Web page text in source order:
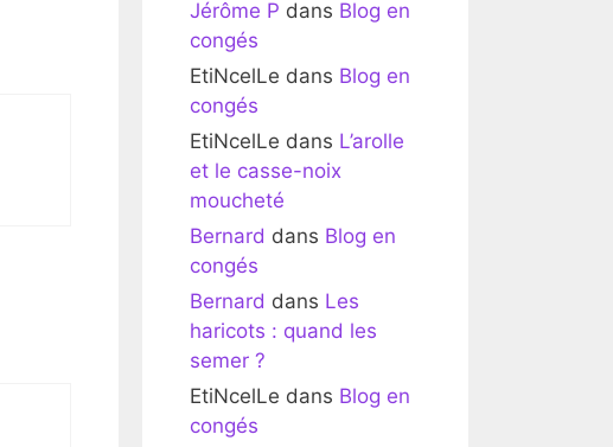
Jérôme P dans Blog en
congés
EtiNcelLe dans Blog en
congés
EtiNcelLe dans L’arolle
et le casse-noix
moucheté
Bernard dans Blog en
congés
Bernard dans Les
haricots : quand les
semer ?
EtiNcelLe dans Blog en
congés